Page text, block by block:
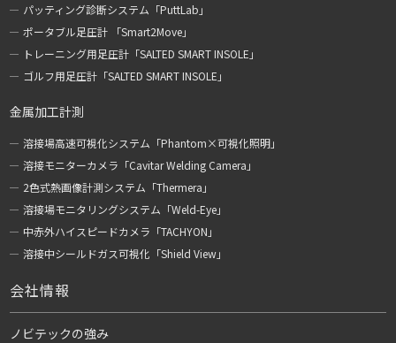
パッティング診断システム「PuttLab」
ポータブル足圧計 「Smart2Move」
トレーニング用足圧計「SALTED SMART INSOLE」
ゴルフ用足圧計「SALTED SMART INSOLE」
金属加工計測
溶接場高速可視化システム「Phantom×可視化照明」
溶接モニターカメラ「Cavitar Welding Camera」
2色式熱画像計測システム「Thermera」
溶接場モニタリングシステム「Weld-Eye」
中赤外ハイスピードカメラ「TACHYON」
溶接中シールドガス可視化「Shield View」
会社情報
ノビテックの強み